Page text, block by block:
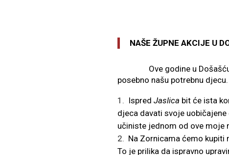
NAŠE ŽUPNE AKCIJE U
Ove godine u Došašću
posebno našu potrebnu djecu.
Ispred Jaslica bit će ista
djeca davati svoje
učiniste jednom od ove moje
Na Zornicama ćemo
To je prilika da ispravno